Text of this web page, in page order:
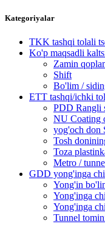
Kategoriyalar
TKK tashqi tolali
Ko'p maqsadli
Zamin
Shift
Bo'lim /
ETT tashqi/ichki
PDD Rangli
NU Coating
yog'och don
Tosh
Toza
Metro /
GDD yong'inga
Yong'in
Yong'inga
Yong'inga
Tunnel